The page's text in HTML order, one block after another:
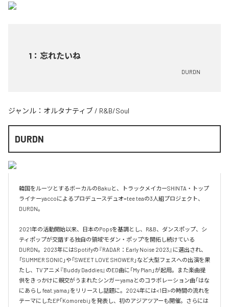
1 ： 忘れたいね
DURDN
ジャンル： オルタナティブ / R&B/Soul
DURDN
韓国をルーツとするボーカルのBakuと、トラックメイカーSHINTA・トップ
ライナーyaccoによるプロデュースデュオ=tee teaの3人組プロジェクト、
DURDN。
2021年の活動開始以来、日本のPopsを基調とし、R&B、ダンスポップ、シ
ティポップが交錯する独自の領域"モダン・ポップ"を開拓し続けている
DURDN。2023年にはSpotifyの『RADAR：Early Noise 2023』に選出され、
「SUMMER SONIC」や「SWEET LOVE SHOWER」など大型フェスへの出演を果
たし、TVアニメ『Buddy Daddies』のED曲に「My Plan」が起用。また楽曲提
供をきっかけに親交がうまれたシンガーyamaとのコラボレーション曲「はな
にあらし feat.yama」をリリースし話題に。2024年には<1日>の時間の流れを
テーマにしたEP「Komorebi」を発表し、初のアジアツアーも開催。さらには